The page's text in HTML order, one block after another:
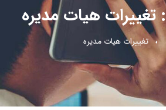
هیات مدیره
تغییرات هیات مدیره